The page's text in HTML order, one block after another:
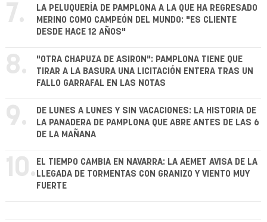
7.
LA PELUQUERÍA DE PAMPLONA A LA QUE HA REGRESADO
MERINO COMO CAMPEÓN DEL MUNDO: "ES CLIENTE
DESDE HACE 12 AÑOS"
8.
"OTRA CHAPUZA DE ASIRON": PAMPLONA TIENE QUE
TIRAR A LA BASURA UNA LICITACIÓN ENTERA TRAS UN
FALLO GARRAFAL EN LAS NOTAS
9.
DE LUNES A LUNES Y SIN VACACIONES: LA HISTORIA DE
LA PANADERA DE PAMPLONA QUE ABRE ANTES DE LAS 6
DE LA MAÑANA
10. EL TIEMPO CAMBIA EN NAVARRA: LA AEMET AVISA DE LA
LLEGADA DE TORMENTAS CON GRANIZO Y VIENTO MUY
FUERTE